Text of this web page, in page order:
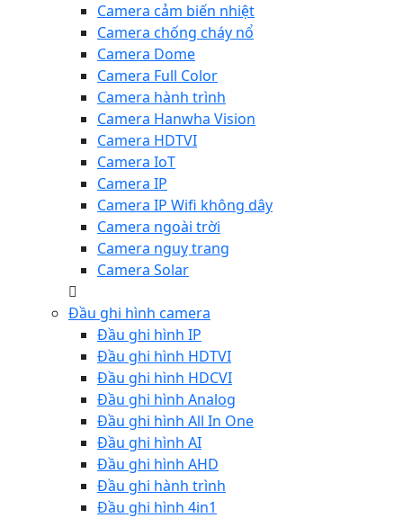
Camera cảm biến nhiệt
Camera chống cháy nổ
Camera Dome
Camera Full Color
Camera hành trình
Camera Hanwha Vision
Camera HDTVI
Camera IoT
Camera IP
Camera IP Wifi không dây
Camera ngoài trời
Camera nguỵ trang
Camera Solar
Đầu ghi hình camera
Đầu ghi hình IP
Đầu ghi hình HDTVI
Đầu ghi hình HDCVI
Đầu ghi hình Analog
Đầu ghi hình All In One
Đầu ghi hình AI
Đầu ghi hình AHD
Đầu ghi hành trình
Đầu ghi hình 4in1